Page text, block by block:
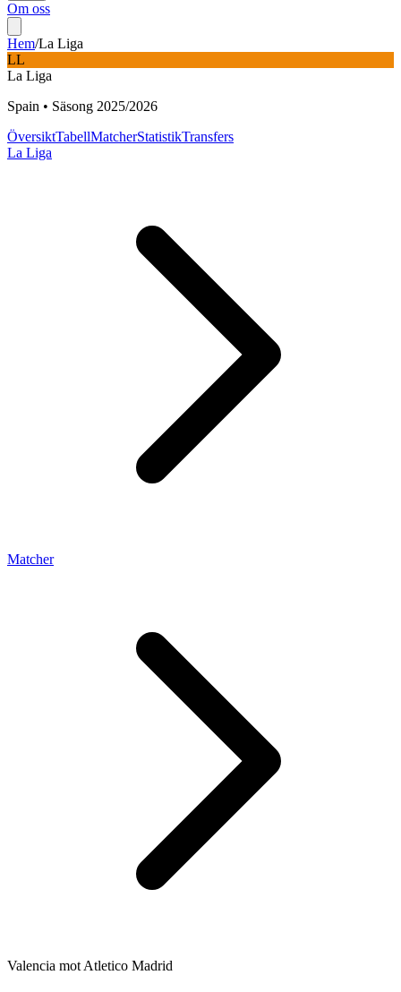
Om oss
Hem/La Liga
LL
La Liga
Spain • Säsong 2025/2026
ÖversiktTabellMatcherStatistikTransfers
La Liga
Matcher
Valencia mot Atletico Madrid